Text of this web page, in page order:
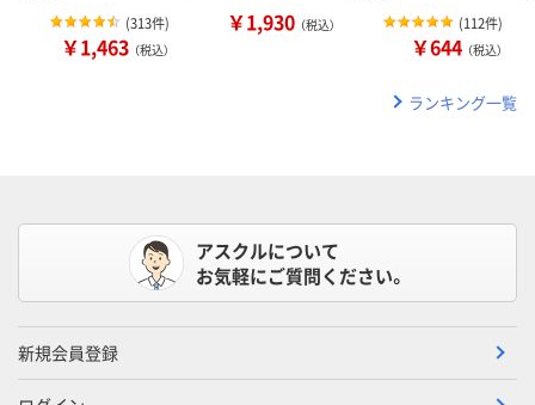
(313件)
￥1,463 （税込）
￥1,930 （税込）
(112件)
￥644 （税込）
ランキング一覧
アスクルについて
お気軽にご質問ください。
新規会員登録